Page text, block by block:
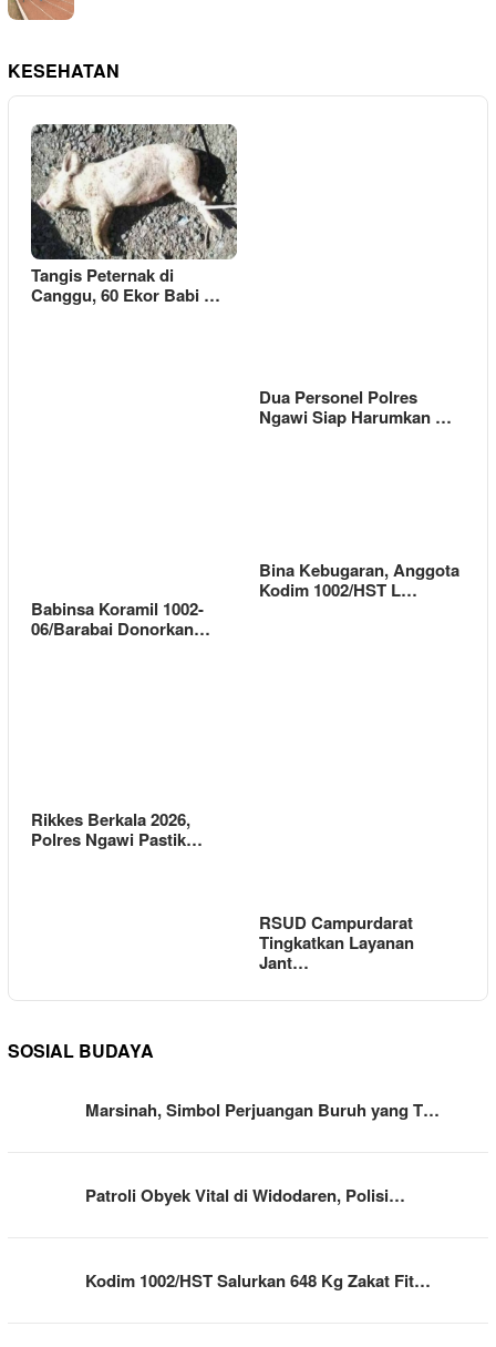
KESEHATAN
Tangis Peternak di
Canggu, 60 Ekor Babi …
Dua Personel Polres
Ngawi Siap Harumkan …
Babinsa Koramil 1002-
06/Barabai Donorkan…
Bina Kebugaran, Anggota
Kodim 1002/HST L…
Rikkes Berkala 2026,
Polres Ngawi Pastik…
RSUD Campurdarat
Tingkatkan Layanan
Jant…
SOSIAL BUDAYA
Marsinah, Simbol Perjuangan Buruh yang T…
Patroli Obyek Vital di Widodaren, Polisi…
Kodim 1002/HST Salurkan 648 Kg Zakat Fit…